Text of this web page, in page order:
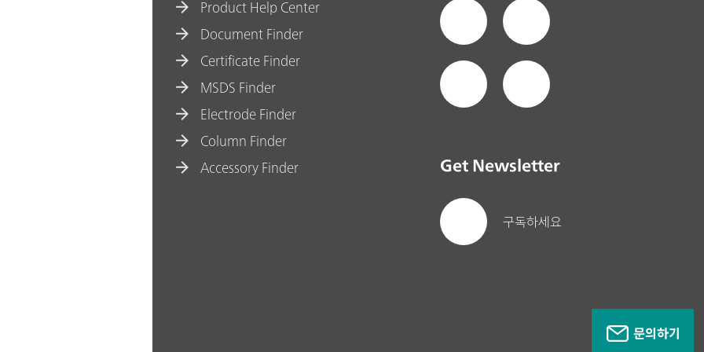
Product Help Center
Document Finder
Certificate Finder
MSDS Finder
Electrode Finder
Column Finder
Accessory Finder
Get Newsletter
구독하세요
문의하기